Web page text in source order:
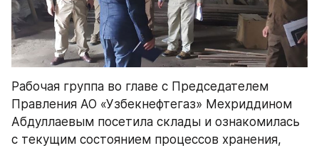
Рабочая группа во главе с Председателем
Правления АО «Узбекнефтегаз» Мехриддином
Абдуллаевым посетила склады и ознакомилась
с текущим состоянием процессов хранения,